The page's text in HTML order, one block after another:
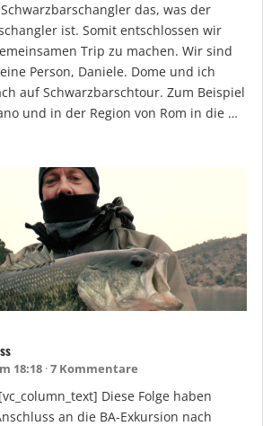
das, was der
ist. Somit entschlossen wir
Trip zu machen. Wir sind
Person, Daniele. Dome und ich
auf Schwarzbarschtour. Zum Beispiel
und in der Region von Rom in die …
18:18 7 Kommentare
Diese Folge haben
an die BA-Exkursion nach